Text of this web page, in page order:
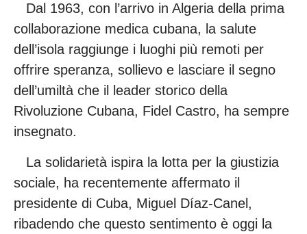
Dal 1963, con l’arrivo in Algeria della prima
collaborazione medica cubana, la salute
dell’isola raggiunge i luoghi più remoti per
offrire speranza, sollievo e lasciare il segno
dell’umiltà che il leader storico della
Rivoluzione Cubana, Fidel Castro, ha sempre
insegnato.
La solidarietà ispira la lotta per la giustizia
sociale, ha recentemente affermato il
presidente di Cuba, Miguel Díaz-Canel,
ribadendo che questo sentimento è oggi la